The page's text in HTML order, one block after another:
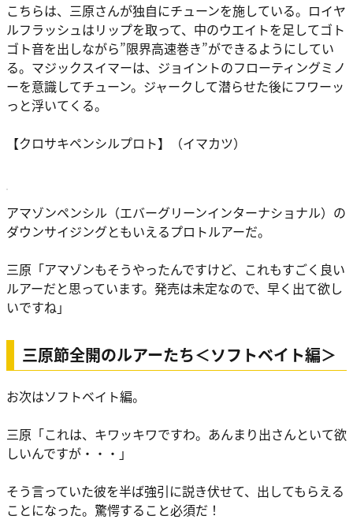
こちらは、三原さんが独自にチューンを施している。ロイヤ
ルフラッシュはリップを取って、中のウエイトを足してゴト
ゴト音を出しながら”限界高速巻き”ができるようにしてい
る。マジックスイマーは、ジョイントのフローティングミノ
ーを意識してチューン。ジャークして潜らせた後にフワーッ
っと浮いてくる。
【クロサキペンシルプロト】（イマカツ）
アマゾンペンシル（エバーグリーンインターナショナル）の
ダウンサイジングともいえるプロトルアーだ。
三原 「アマゾンもそうやったんですけど、これもすごく良い
ルアーだと思っています。発売は未定なので、早く出て欲し
いですね」
三原節全開のルアーたち＜ソフトベイト編＞
お次はソフトベイト編。
三原 「これは、キワッキワですわ。あんまり出さんといて欲
しいんですが・・・」
そう言っていた彼を半ば強引に説き伏せて、出してもらえる
ことになった。驚愕すること必須だ！